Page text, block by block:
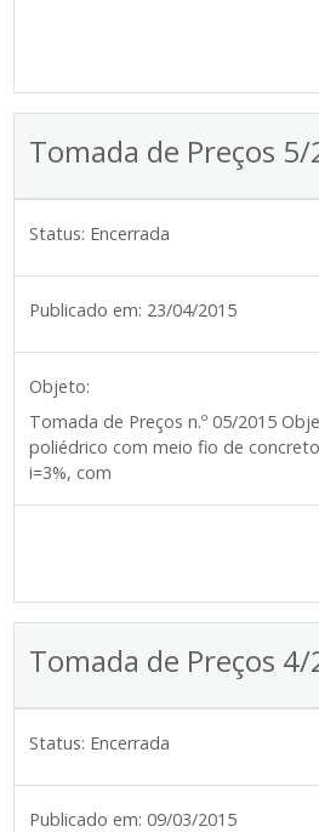
Tomada de Preços
Status: Encerrada
Publicado em: 23/04/2015
Objeto:
Tomada de Preços n.º 05/2015
poliédrico com meio fio de
i=3%, com
Tomada de Preços
Status: Encerrada
Publicado em: 09/03/2015